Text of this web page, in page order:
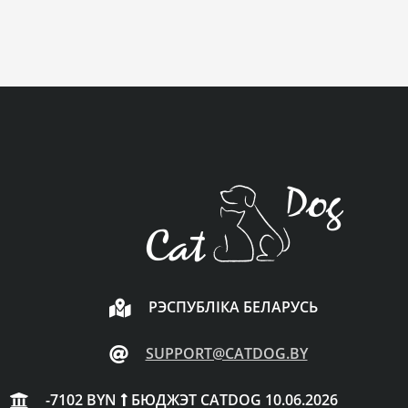
РЭСПУБЛІКА БЕЛАРУСЬ
SUPPORT@CATDOG.BY
-7102 BYN БЮДЖЭТ CATDOG 10.06.2026